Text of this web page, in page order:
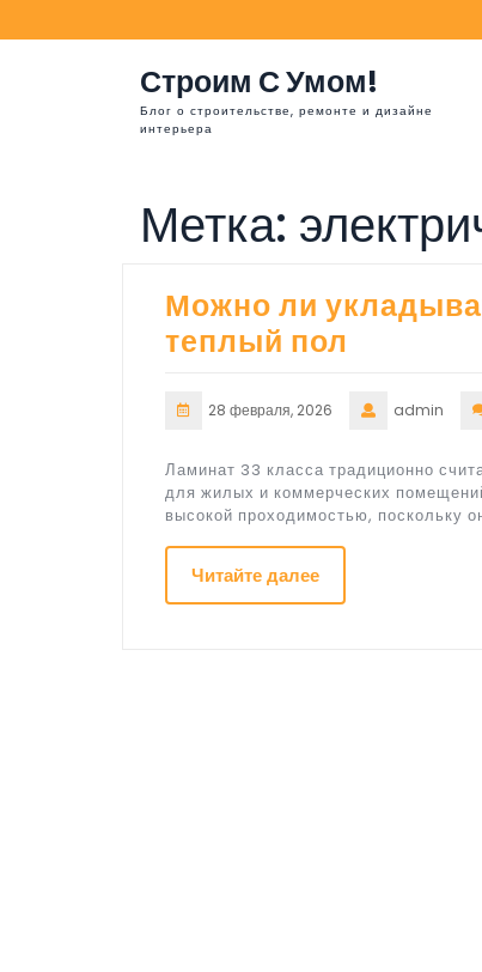
к
Строим С Умом!
Блог о строительстве, ремонте и дизайне
интерьера
Метка:
Можно ли
теплый пол
28 февраля, 2026 admin
Ламинат 33 класса традиционно
для жилых и коммерческих
высокой проходимостью, поскольку
Читайте далее